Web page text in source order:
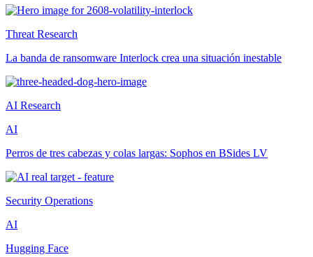
Threat Research
La banda de ransomware Interlock crea una situación inestable
AI Research
AI
Perros de tres cabezas y colas largas: Sophos en BSides LV
Security Operations
AI
Hugging Face